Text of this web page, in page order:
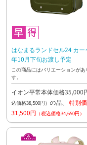
はなまるランドセル24 カー
年10月下旬お渡し予定
この商品にはバリエーションがあ
す。
イオン平常本体価格35,000
込価格38,500円） の品、 特別
31,500円 （税込価格34,650円）